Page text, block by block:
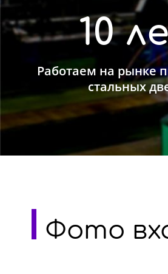
10
Работаем на рынке
стальных
Фото